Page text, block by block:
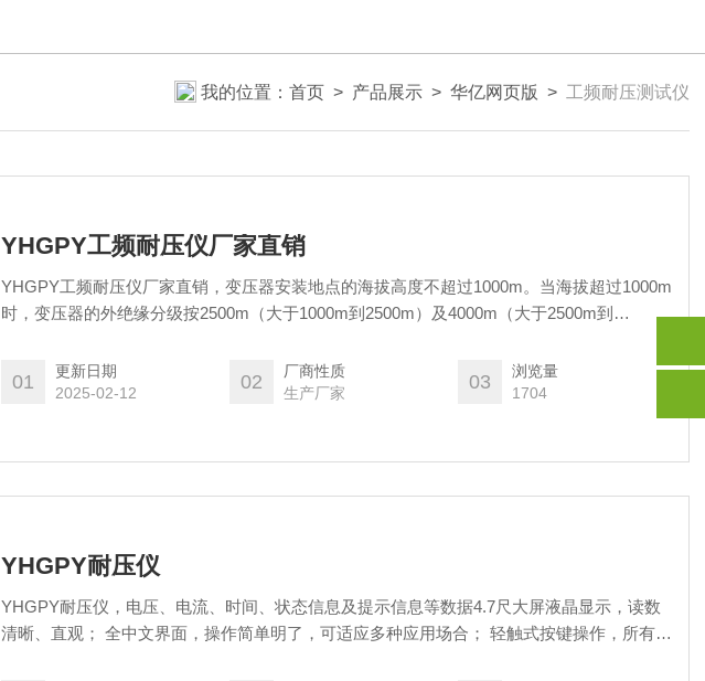
我的位置： 首页 > 产品展示 > 华亿网页版 > 工频耐压测试仪
YHGPY工频耐压仪厂家直销
YHGPY工频耐压仪厂家直销，变压器安装地点的海拔高度不超过1000m。当海拔超过1000m
时，变压器的外绝缘分级按2500m（大于1000m到2500m）及4000m（大于2500m到
01
更新日期
2025-02-12
02
厂商性质
生产厂家
03
浏览量
1704
YHGPY耐压仪
YHGPY耐压仪，电压、电流、时间、状态信息及提示信息等数据4.7尺大屏液晶显示，读数
清晰、直观； 全中文界面，操作简单明了，可适应多种应用场合； 轻触式按键操作，所有功